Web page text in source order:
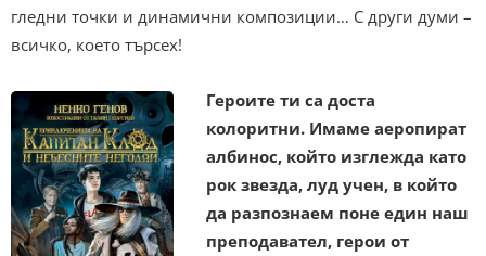
гледни точки и динамични композиции… С други думи –
всичко, което търсех!
Героите ти са доста
колоритни. Имаме аеропират
албинос, който изглежда като
рок звезда, луд учен, в който
да разпознаем поне един наш
преподавател, герои от